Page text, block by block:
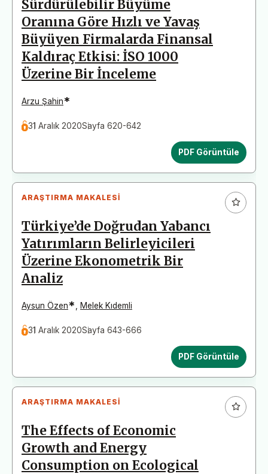
Sürdürülebilir Büyüme
Oranına Göre Hızlı ve Yavaş
Büyüyen Firmalarda Finansal
Kaldıraç Etkisi: İSO 1000
Üzerine Bir İnceleme
Arzu Şahin*
31 Aralık 2020Sayfa 620-642
PDF Görüntüle
ARAŞTIRMA MAKALESI
Türkiye’de Doğrudan Yabancı
Yatırımların Belirleyicileri
Üzerine Ekonometrik Bir
Analiz
Aysun Özen* Melek Kıdemli
31 Aralık 2020Sayfa 643-666
PDF Görüntüle
ARAŞTIRMA MAKALESI
The Effects of Economic
Growth and Energy
Consumption on Ecological